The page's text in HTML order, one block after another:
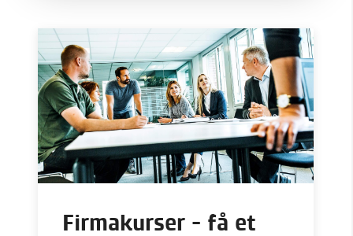
Firmakurser - få et